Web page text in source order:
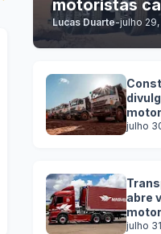
motoristas
e E
Lucas Duarte-julho
julho
abre
SEM
julho